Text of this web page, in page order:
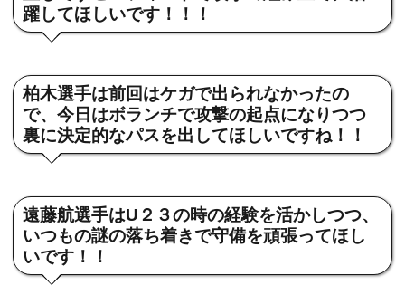
躍してほしいです！！！
柏木選手は前回はケガで出られなかったの
で、今日はボランチで攻撃の起点になりつつ
裏に決定的なパスを出してほしいですね！！
遠藤航選手はU２３の時の経験を活かしつつ、
いつもの謎の落ち着きで守備を頑張ってほし
いです！！